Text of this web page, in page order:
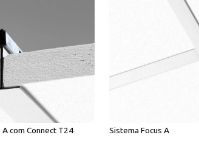
com Connect T24 Sistema Focus A